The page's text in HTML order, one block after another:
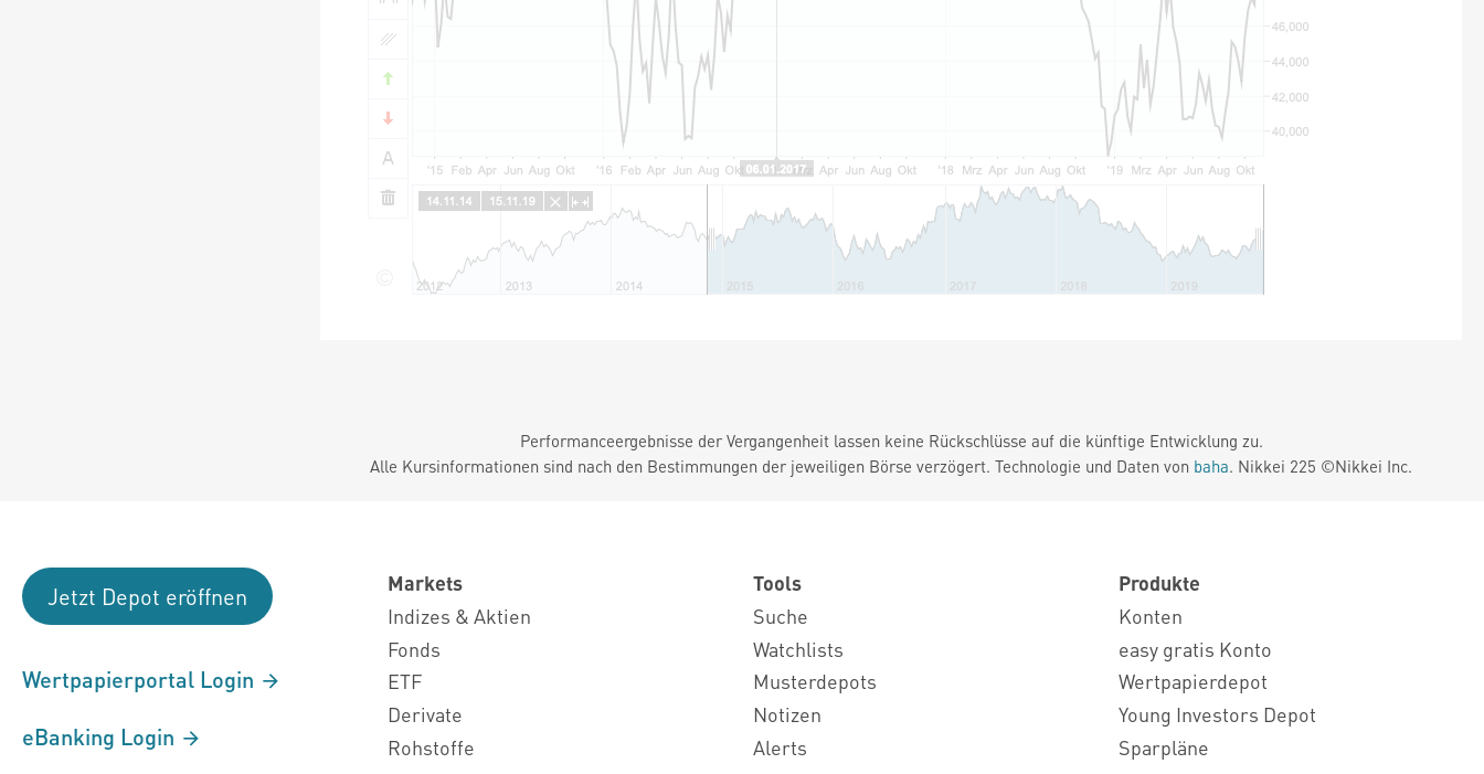
Performanceergebnisse der Vergangenheit lassen keine Rückschlüsse auf die künftige Entwicklung zu.
Alle Kursinformationen sind nach den Bestimmungen der jeweiligen Börse verzögert. Technologie und Daten von baha. Nikkei 225 ©Nikkei Inc.
Jetzt Depot eröffnen
Wertpapierportal Login
eBanking Login
Markets
Indizes & Aktien
Fonds
ETF
Derivate
Rohstoffe
Tools
Suche
Watchlists
Musterdepots
Notizen
Alerts
Produkte
Konten
easy gratis Konto
Wertpapierdepot
Young Investors Depot
Sparpläne